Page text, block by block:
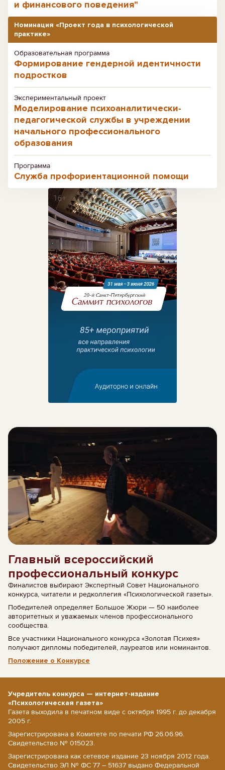
Реклама
и финансового поведения"
Номинация «Проект года в психологической
практике»
Образовательная программа
Формирование гендерной идентичности
подростков
Экспериментальный проект
Моделирование психоаналитически-
педагогической службы в учреждении
начального профессионального
образования
Программа
Служба профориентационной помощи
Главный всероссийский
профессиональный конкурс
Финалистов выбирают Экспертный Совет Национального
конкурса, читатели и редколлегия «Психологической газеты».
Победителей определяет Большое Жюри — 50 наиболее
авторитетных и уважаемых членов профессионального
сообщества.
Все участники Национального конкурса «Золотая Психея»
получают дипломы победителей, лауреатов или номинантов.
Положение о Конкурсе
Учредитель конкурса — интернет-издание
«Психологическая газета»
Газета выходила в печатном виде с октября 1995 г. до декабря
2005 г.
Зарегистрирована в Комитете по печати РФ 26.06.96.
Свидетельство № 015023.
Зарегистрирована как сетевое издание 23 ноября 2012 года.
Свидетельство ЭЛ № ФС 77 – 51637 выдано Федеральной